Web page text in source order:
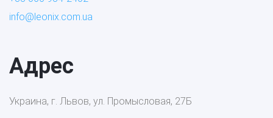
info@leonix.com.ua
Адрес
Украина, г. Львов, ул. Промысловая, 27Б